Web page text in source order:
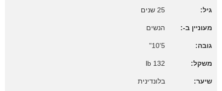
גיל: 25 שנים
מעוניין ב-: הנשים
גובה: 5'10"
משקל: 132 lb
שיער: בלונדינית